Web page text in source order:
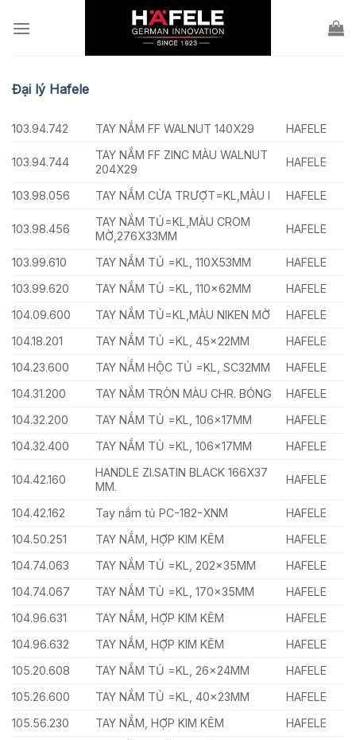
Đại lý Hafele
103.94.742 TAY NẮM FF WALNUT 140X29 HAFELE
103.94.744
TAY NẮM FF ZINC MÀU WALNUT
204X29
HAFELE
103.98.056 TAY NẮM CỬA TRƯỢT=KL,MÀU I HAFELE
103.98.456
TAY NẮM TỦ=KL,MÀU CROM
MỜ,276X33MM
HAFELE
103.99.610 TAY NẮM TỦ =KL, 110X53MM
HAFELE
103.99.620
TAY NẮM TỦ =KL, 110x62MM
HAFELE
104.09.600
TAY NẮM TỦ=KL,MÀU NIKEN MỜ
HAFELE
104.18.201
TAY NẮM TỦ =KL, 45x22MM
HAFELE
104.23.600
TAY NẮM HỘC TỦ =KL, SC32MM
HAFELE
104.31.200
TAY NẮM TRÒN MÀU CHR. BÓNG
HAFELE
104.32.200
TAY NẮM TỦ =KL, 106x17MM
HAFELE
104.32.400
TAY NẮM TỦ =KL, 106x17MM HAFELE
104.42.160
HANDLE ZI.SATIN BLACK 166X37
MM.
HAFELE
104.42.162 Tay nắm tủ PC-182-XNM
HAFELE
104.50.251
TAY NẮM, HỢP KIM KẼM
HAFELE
104.74.063
TAY NẮM TỦ =KL, 202x35MM
HAFELE
104.74.067
TAY NẮM TỦ =KL, 170x35MM
HAFELE
104.96.631
TAY NẮM, HỢP KIM KẼM
HAFELE
104.96.632
TAY NẮM, HỢP KIM KẼM
HAFELE
105.20.608
TAY NẮM TỦ =KL, 26x24MM
HAFELE
105.26.600
TAY NẮM TỦ =KL, 40x23MM
HAFELE
105.56.230
TAY NẮM, HỢP KIM KẼM
HAFELE